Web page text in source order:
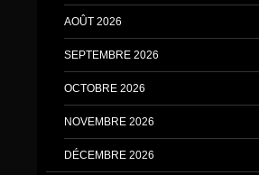
AOÛT 2026
SEPTEMBRE 2026
OCTOBRE 2026
NOVEMBRE 2026
DÉCEMBRE 2026